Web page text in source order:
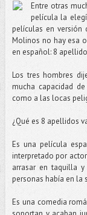
Entre otras
película la
películas en versión
Molinos no hay esa
en español: 8
Los tres hombres
mucha capacidad
como a las locas
¿Qué es 8 apellidos
Es una película
interpretado por
arrasar en taquilla
personas había en la
Es una comedia